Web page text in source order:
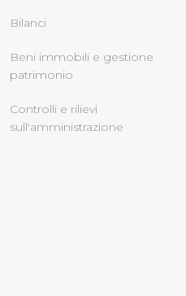
eccezione
dunque la
Bilanci
Beni immobili e gestione
patrimonio
Controlli e rilievi
sull'amministrazione